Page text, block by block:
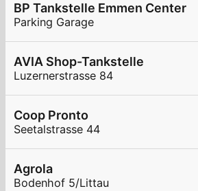
BP Tankstelle Emmen Center
Parking Garage
AVIA Shop-Tankstelle
Luzernerstrasse 84
Coop Pronto
Seetalstrasse 44
Agrola
Bodenhof 5/Littau